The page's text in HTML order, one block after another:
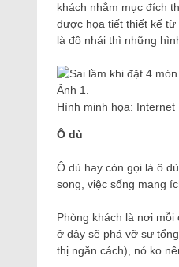
khách nhằm mục đích
được họa tiết thiết kế
là đồ nhái thì những
Hình minh họa: Internet
Ô dù
Ô dù hay còn gọi là ô
song, việc sống mang
Phòng khách là nơi
ở đây sẽ phá vỡ sự
thị ngăn cách), nó ko